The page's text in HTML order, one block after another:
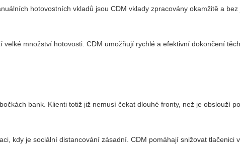
hotovostních vkladů jsou CDM vklady zpracovány okamžitě a
množství hotovosti. CDM umožňují rychlé a efektivní dokončení
bank. Klienti totiž již nemusí čekat dlouhé fronty, než je obslouží
kdy je sociální distancování zásadní. CDM pomáhají snižovat tlačenici